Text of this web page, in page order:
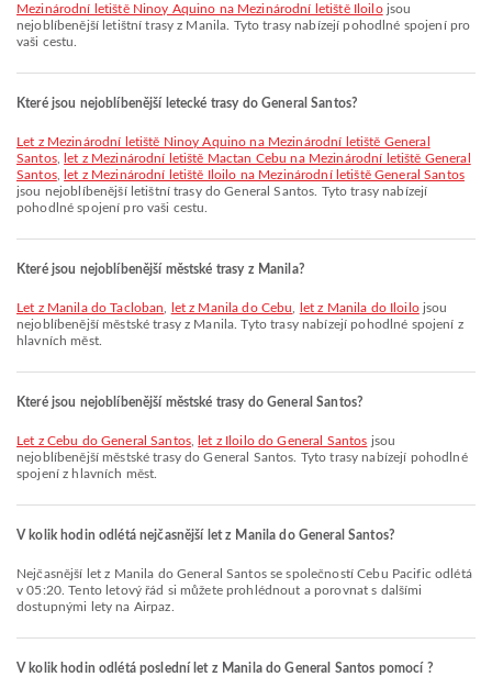
Mezinárodní letiště Ninoy Aquino na Mezinárodní letiště Iloilojsou
nejoblíbenější letištní trasy z Manila. Tyto trasy nabízejí pohodlné spojení pro
vaši cestu.
Které jsou nejoblíbenější letecké trasy do General Santos?
let z Mezinárodní letiště Ninoy Aquino na Mezinárodní letiště General
Santos,
let z Mezinárodní letiště Mactan Cebu na Mezinárodní letiště General
Santos,
let z Mezinárodní letiště Iloilo na Mezinárodní letiště General Santos
jsou nejoblíbenější letištní trasy do General Santos. Tyto trasy nabízejí
pohodlné spojení pro vaši cestu.
Které jsou nejoblíbenější městské trasy z Manila?
let z Manila do Tacloban let z Manila do Cebu let z Manila do Iloilojsou
nejoblíbenější městské trasy z Manila. Tyto trasy nabízejí pohodlné spojení z
hlavních měst.
Které jsou nejoblíbenější městské trasy do General Santos?
let z Cebu do General Santos, let z Iloilo do General Santos jsou
nejoblíbenější městské trasy do General Santos. Tyto trasy nabízejí pohodlné
spojení z hlavních měst.
V kolik hodin odlétá nejčasnější let z Manila do General Santos?
Nejčasnější let z Manila do General Santos se společností Cebu Pacific odlétá
v 05:20. Tento letový řád si můžete prohlédnout a porovnat s dalšími
dostupnými lety na Airpaz.
V kolik hodin odlétá poslední let z Manila do General Santos pomocí ?